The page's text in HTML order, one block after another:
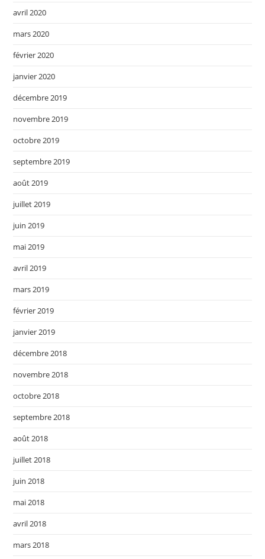
avril 2020
mars 2020
février 2020
janvier 2020
décembre 2019
novembre 2019
octobre 2019
septembre 2019
août 2019
juillet 2019
juin 2019
mai 2019
avril 2019
mars 2019
février 2019
janvier 2019
décembre 2018
novembre 2018
octobre 2018
septembre 2018
août 2018
juillet 2018
juin 2018
mai 2018
avril 2018
mars 2018